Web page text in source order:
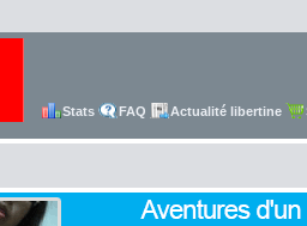
Stats FAQ Actualité libertine